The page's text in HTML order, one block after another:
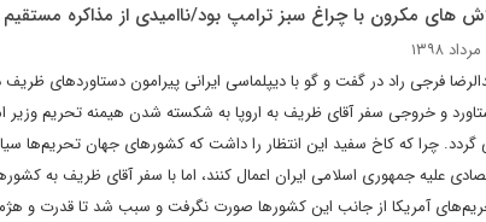
های مکرون با چراغ سبز ترامپ بود/ناامیدی از مذاکره
فرجی راد در گفت و گو با دیپلماسی ایرانی پیرامون دستاوردهای ظریف
و خروجی سفر آقای ظریف به اروپا به شکسته شدن هیمنه تحریم وزیر
گردد. چرا که کاخ سفید این انتظار را داشت که کشورهای جهان تحریم‌ها
علیه جمهوری اسلامی ایران اعمال کنند، اما با سفر آقای ظریف به
آمریکا از جانب این کشورها صورت نگرفت و سبب شد تا قدرت و